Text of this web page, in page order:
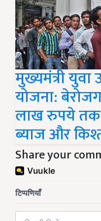
मुख्यमंत्री युवा
योजना:
लाख रुपये तक
ब्याज और
Share your